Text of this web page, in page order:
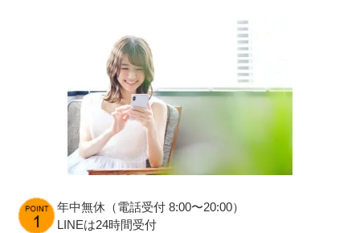
年中無休（電話受付 8:00〜20:00）
LINEは24時間受付